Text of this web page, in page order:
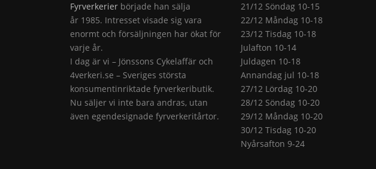
Fyrverkerier började han sälja
år 1985. Intresset visade sig vara
enormt och försäljningen har ökat för
varje år.
I dag är vi – Jönssons Cykelaffär och
4verkeri.se – Sveriges största
konsumentinriktade fyrverkeributik.
Nu säljer vi inte bara andras, utan
även egendesignade fyrverkeritårtor.
21/12 Söndag 10-15
22/12 Måndag 10-18
23/12 Tisdag 10-18
Julafton 10-14
Juldagen 10-18
Annandag jul 10-18
27/12 Lördag 10-20
28/12 Söndag 10-20
29/12 Måndag 10-20
30/12 Tisdag 10-20
Nyårsafton 9-24